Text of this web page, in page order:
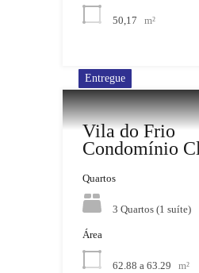
50,17 m²
Entregue
Vila do Frio
Condomínio
Quartos
3 Quartos (1 suíte)
Área
62.88 a 63.29 m²